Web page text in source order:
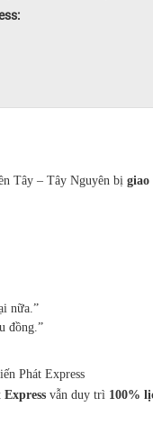
Tây – Tây Nguyên bị giao
nữa.”
đồng.”
Phát Express
vẫn duy trì 100%